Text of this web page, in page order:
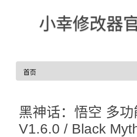
小幸修改器
小幸软件
Skip to content
黑神话：悟空 多
V1.6.0 / Black